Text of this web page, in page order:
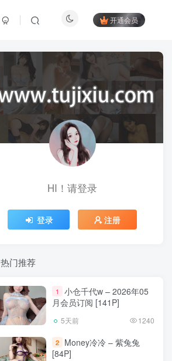
开通会员
HI！请登录
登录 注册
热门推荐
1
小仓千代w – 2026年05
月会员订阅 [141P]
5天前 1240
2
Money冷冷 – 紫兔兔
[84P]